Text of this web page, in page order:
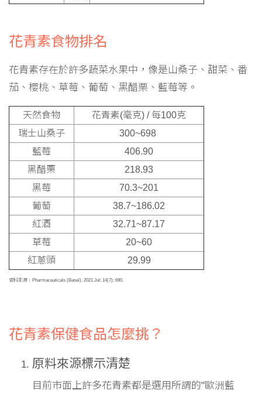
花青素食物排名
花青素存在於許多蔬菜水果中，像是山桑子、甜菜、番
茄、櫻桃、草莓、葡萄、黑醋栗、藍莓等。
天然食物
花青素(毫克) / 每100克
瑞士山桑子
300~698
藍莓
406.90
黑醋栗
218.93
黑莓
70.3~201
葡萄
38.7~186.02
紅酒
32.71~87.17
草莓
20~60
紅蔥頭
29.99
資料來源：Pharmaceuticals (Basel). 2021 Jul; 14(7): 690.
花青素保健食品怎麼挑？
原料來源標示清楚
目前市面上許多花青素都是選用所謂的"歐洲藍